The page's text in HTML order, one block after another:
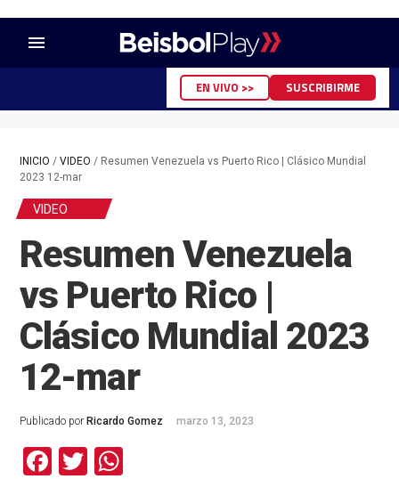
menu
EN VIVO >> SUSCRIBIRME
INICIO / VIDEO / Resumen Venezuela vs Puerto Rico | Clásico Mundial
2023 12-mar
VIDEO
Resumen Venezuela
vs Puerto Rico |
Clásico Mundial 2023
12-mar
Publicado por Ricardo Gomez marzo 13, 2023
Facebook
TwitterWhatsApp